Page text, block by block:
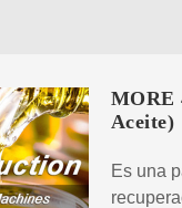
MORE
Aceite)
Es una